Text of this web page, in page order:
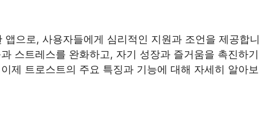
으로, 사용자들에게 심리적인 지원과 조언을 제공합니
스트레스를 완화하고, 자기 성장과 즐거움을 촉진하기
제 트로스트의 주요 특징과 기능에 대해 자세히 알아보